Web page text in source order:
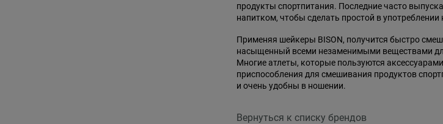
продукты спортпитания. Последние часто
напитком, чтобы сделать простой в употреблении
Применяя шейкеры BISON, получится быстро
насыщенный всеми незаменимыми веществами
Многие атлеты, которые пользуются
приспособления для смешивания продуктов
и очень удобны в ношении.
Вернуться к списку брендов